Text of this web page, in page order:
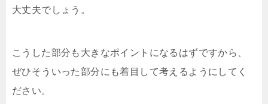
大丈夫でしょう。
こうした部分も大きなポイントになるはずですから、
ぜひそういった部分にも着目して考えるようにしてく
ださい。